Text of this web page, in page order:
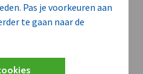
Pas je voorkeuren aan
te gaan naar de